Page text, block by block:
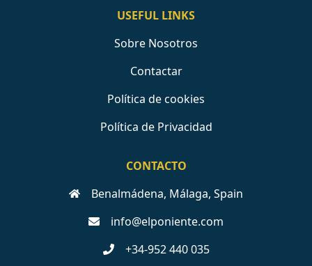
USEFUL LINKS
Sobre Nosotros
Contactar
Política de cookies
Política de Privacidad
CONTACTO
Benalmádena, Málaga, Spain
info@elponiente.com
+34-952 440 035